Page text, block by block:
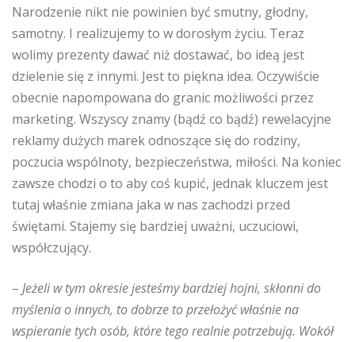
Narodzenie nikt nie powinien być smutny, głodny,
samotny. I realizujemy to w dorosłym życiu. Teraz
wolimy prezenty dawać niż dostawać, bo ideą jest
dzielenie się z innymi. Jest to piękna idea. Oczywiście
obecnie napompowana do granic możliwości przez
marketing. Wszyscy znamy (bądź co bądź) rewelacyjne
reklamy dużych marek odnoszące się do rodziny,
poczucia wspólnoty, bezpieczeństwa, miłości. Na koniec
zawsze chodzi o to aby coś kupić, jednak kluczem jest
tutaj właśnie zmiana jaka w nas zachodzi przed
świętami. Stajemy się bardziej uważni, uczuciowi,
współczujący.
– Jeżeli w tym okresie jesteśmy bardziej hojni, skłonni do
myślenia o innych, to dobrze to przełożyć właśnie na
wspieranie tych osób, które tego realnie potrzebują. Wokół